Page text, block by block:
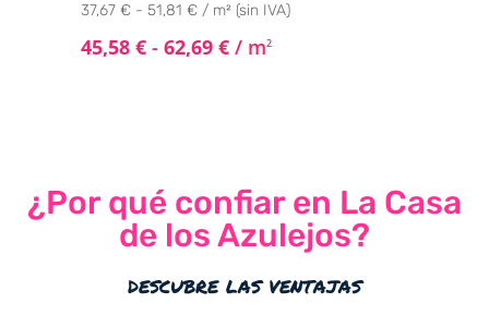
37,67 € - 51,81 € / m² (sin IVA)
45,58 € - 62,69 € / m2
¿Por qué confiar en La Casa
de los Azulejos?
descubre las ventajas